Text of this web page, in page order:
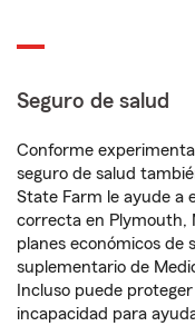
Seguro de salud
Conforme
seguro de salud
State Farm le ayude a
correcta en Plymouth,
planes económicos de
suplementario de
Incluso puede
incapacidad para